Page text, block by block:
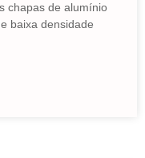
chapas de alumínio
baixa densidade